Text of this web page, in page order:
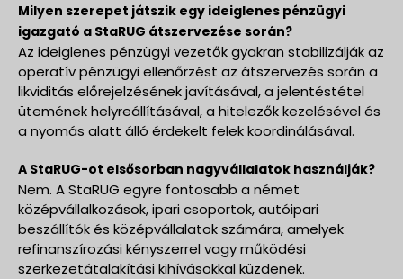
Milyen szerepet játszik egy ideiglenes pénzügyi
igazgató a StaRUG átszervezése során?
Az ideiglenes pénzügyi vezetők gyakran stabilizálják az
operatív pénzügyi ellenőrzést az átszervezés során a
likviditás előrejelzésének javításával, a jelentéstétel
ütemének helyreállításával, a hitelezők kezelésével és
a nyomás alatt álló érdekelt felek koordinálásával.
A StaRUG-ot elsősorban nagyvállalatok használják?
Nem. A StaRUG egyre fontosabb a német
középvállalkozások, ipari csoportok, autóipari
beszállítók és középvállalatok számára, amelyek
refinanszírozási kényszerrel vagy működési
szerkezetátalakítási kihívásokkal küzdenek.